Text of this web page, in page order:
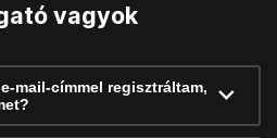
vagyok
mail-címmel regisztráltam,